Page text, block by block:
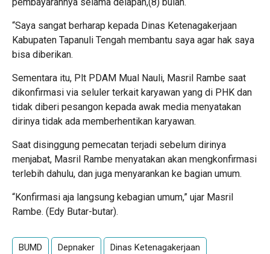
“Saya sangat berharap kepada Dinas Ketenagakerjaan
Kabupaten Tapanuli Tengah membantu saya agar hak saya
bisa diberikan.
Sementara itu, Plt PDAM Mual Nauli, Masril Rambe saat
dikonfirmasi via seluler terkait karyawan yang di PHK dan
tidak diberi pesangon kepada awak media menyatakan
dirinya tidak ada memberhentikan karyawan.
Saat disinggung pemecatan terjadi sebelum dirinya
menjabat, Masril Rambe menyatakan akan mengkonfirmasi
terlebih dahulu, dan juga menyarankan ke bagian umum.
“Konfirmasi aja langsung kebagian umum,” ujar Masril
Rambe. (Edy Butar-butar).
BUMD Depnaker Dinas Ketenagakerjaan